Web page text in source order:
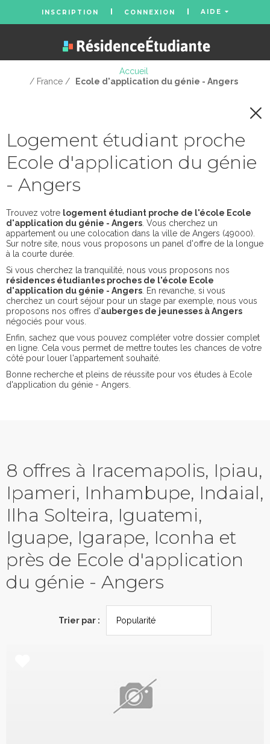
INSCRIPTION CONNEXION AIDE
Accueil
/ France /
Ecole d'application du génie - Angers
Logement étudiant proche
Ecole d'application du génie
- Angers
Trouvez votre logement étudiant proche de l'école Ecole
d'application du génie - Angers . Vous cherchez un
appartement ou une colocation dans la ville de Angers (49000).
Sur notre site, nous vous proposons un panel d'offre de la longue
à la courte durée.
Si vous cherchez la tranquilité, nous vous proposons nos
résidences étudiantes proches de l'école Ecole
d'application du génie - Angers . En revanche, si vous
cherchez un court séjour pour un stage par exemple, nous vous
proposons nos offres d'auberges de jeunesses à Angers
négociés pour vous.
Enfin, sachez que vous pouvez compléter votre dossier complet
en ligne. Cela vous permet de mettre toutes les chances de votre
côté pour louer l'appartement souhaité.
Bonne recherche et pleins de réussite pour vos études à Ecole
d'application du génie - Angers.
8 offres à Iracemapolis, Ipiau,
Ipameri, Inhambupe, Indaial,
Ilha Solteira, Iguatemi,
Iguape, Igarape, Iconha et
près de Ecole d'application
du génie - Angers
Trier par :